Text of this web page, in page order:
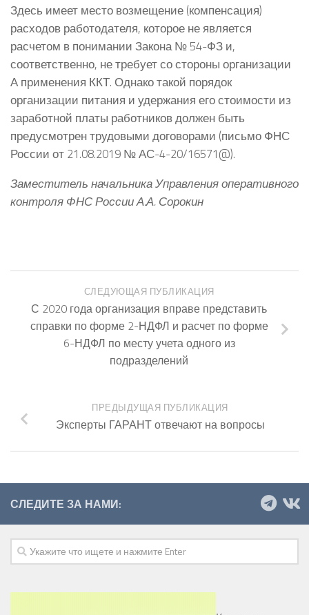
Здесь имеет место возмещение (компенсация)
расходов работодателя, которое не является
расчетом в понимании Закона № 54-ФЗ и,
соответственно, не требует со стороны организации
А применения ККТ. Однако такой порядок
организации питания и удержания его стоимости из
заработной платы работников должен быть
предусмотрен трудовыми договорами (письмо ФНС
России от 21.08.2019 № АС-4-20/16571@).
Заместитель начальника Управления оперативного
контроля ФНС России А.А. Сорокин
СЛЕДУЮЩАЯ ПУБЛИКАЦИЯ
С 2020 года организация вправе представить
справки по форме 2-НДФЛ и расчет по форме
6-НДФЛ по месту учета одного из
подразделений
ПРЕДЫДУЩАЯ ПУБЛИКАЦИЯ
Эксперты ГАРАНТ отвечают на вопросы
СЛЕДИТЕ ЗА НАМИ: